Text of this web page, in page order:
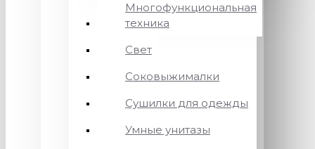
Многофункциональная
техника
Свет
Соковыжималки
Сушилки для одежды
Умные унитазы